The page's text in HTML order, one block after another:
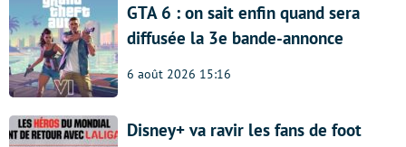
GTA 6 : on sait enfin quand sera
diffusée la 3e bande-annonce
6 août 2026 15:16
Disney+ va ravir les fans de foot